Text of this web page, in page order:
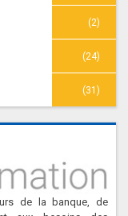
(2)
(24)
(31)
de la banque, de